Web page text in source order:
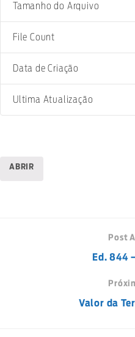
Tamanho do Arquivo
File Count
Data de Criação
Ultima Atualização
ABRIR
Post
Ed. 844
Valor da